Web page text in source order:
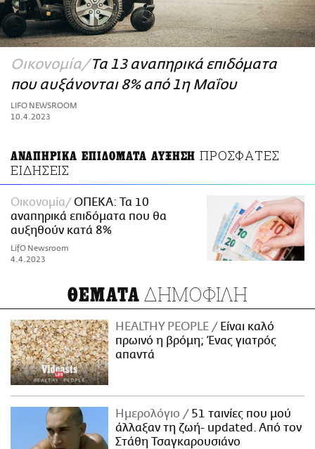
ΑΜΠΑ
PRINT
Οικονομία Τα 13 αναπηρικά επιδόματα
που αυξάνονται 8% από 1η Μαΐου
LIFO NEWSROOM
10.4.2023
ΑΝΑΠΗΡΙΚΑ ΕΠΙΔΟΜΑΤΑ ΑΥΞΗΣΗ ΠΡΟΣΦΑΤΕΣ
ΕΙΔΗΣΕΙΣ
Οικονομία
ΟΠΕΚΑ: Τα 10
αναπηρικά επιδόματα που θα
αυξηθούν κατά 8%
LifO Newsroom
4.4.2023
ΘΕΜΑΤΑ ΔΗΜΟΦΙΛΗ
HEALTHY PEOPLE
Είναι καλό
πρωινό η βρόμη; Ένας γιατρός
απαντά
Ημερολόγιο
51 ταινίες που μού
άλλαξαν τη ζωή- updated. Aπό τον
Στάθη Τσαγκαρουσιάνο